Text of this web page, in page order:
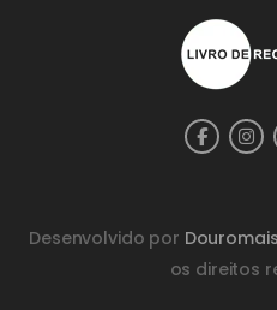
Desenvolvido por Douromais
os direitos